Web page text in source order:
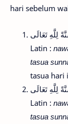
hari sebelum
لِلَّهِ تَعَالَى.
Latin :
tasua
tasua hari
لِلَّهِ تَعَالَى.
Latin :
tasua